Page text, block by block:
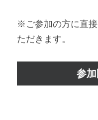
※ご参加の方に直
ただきます。
参